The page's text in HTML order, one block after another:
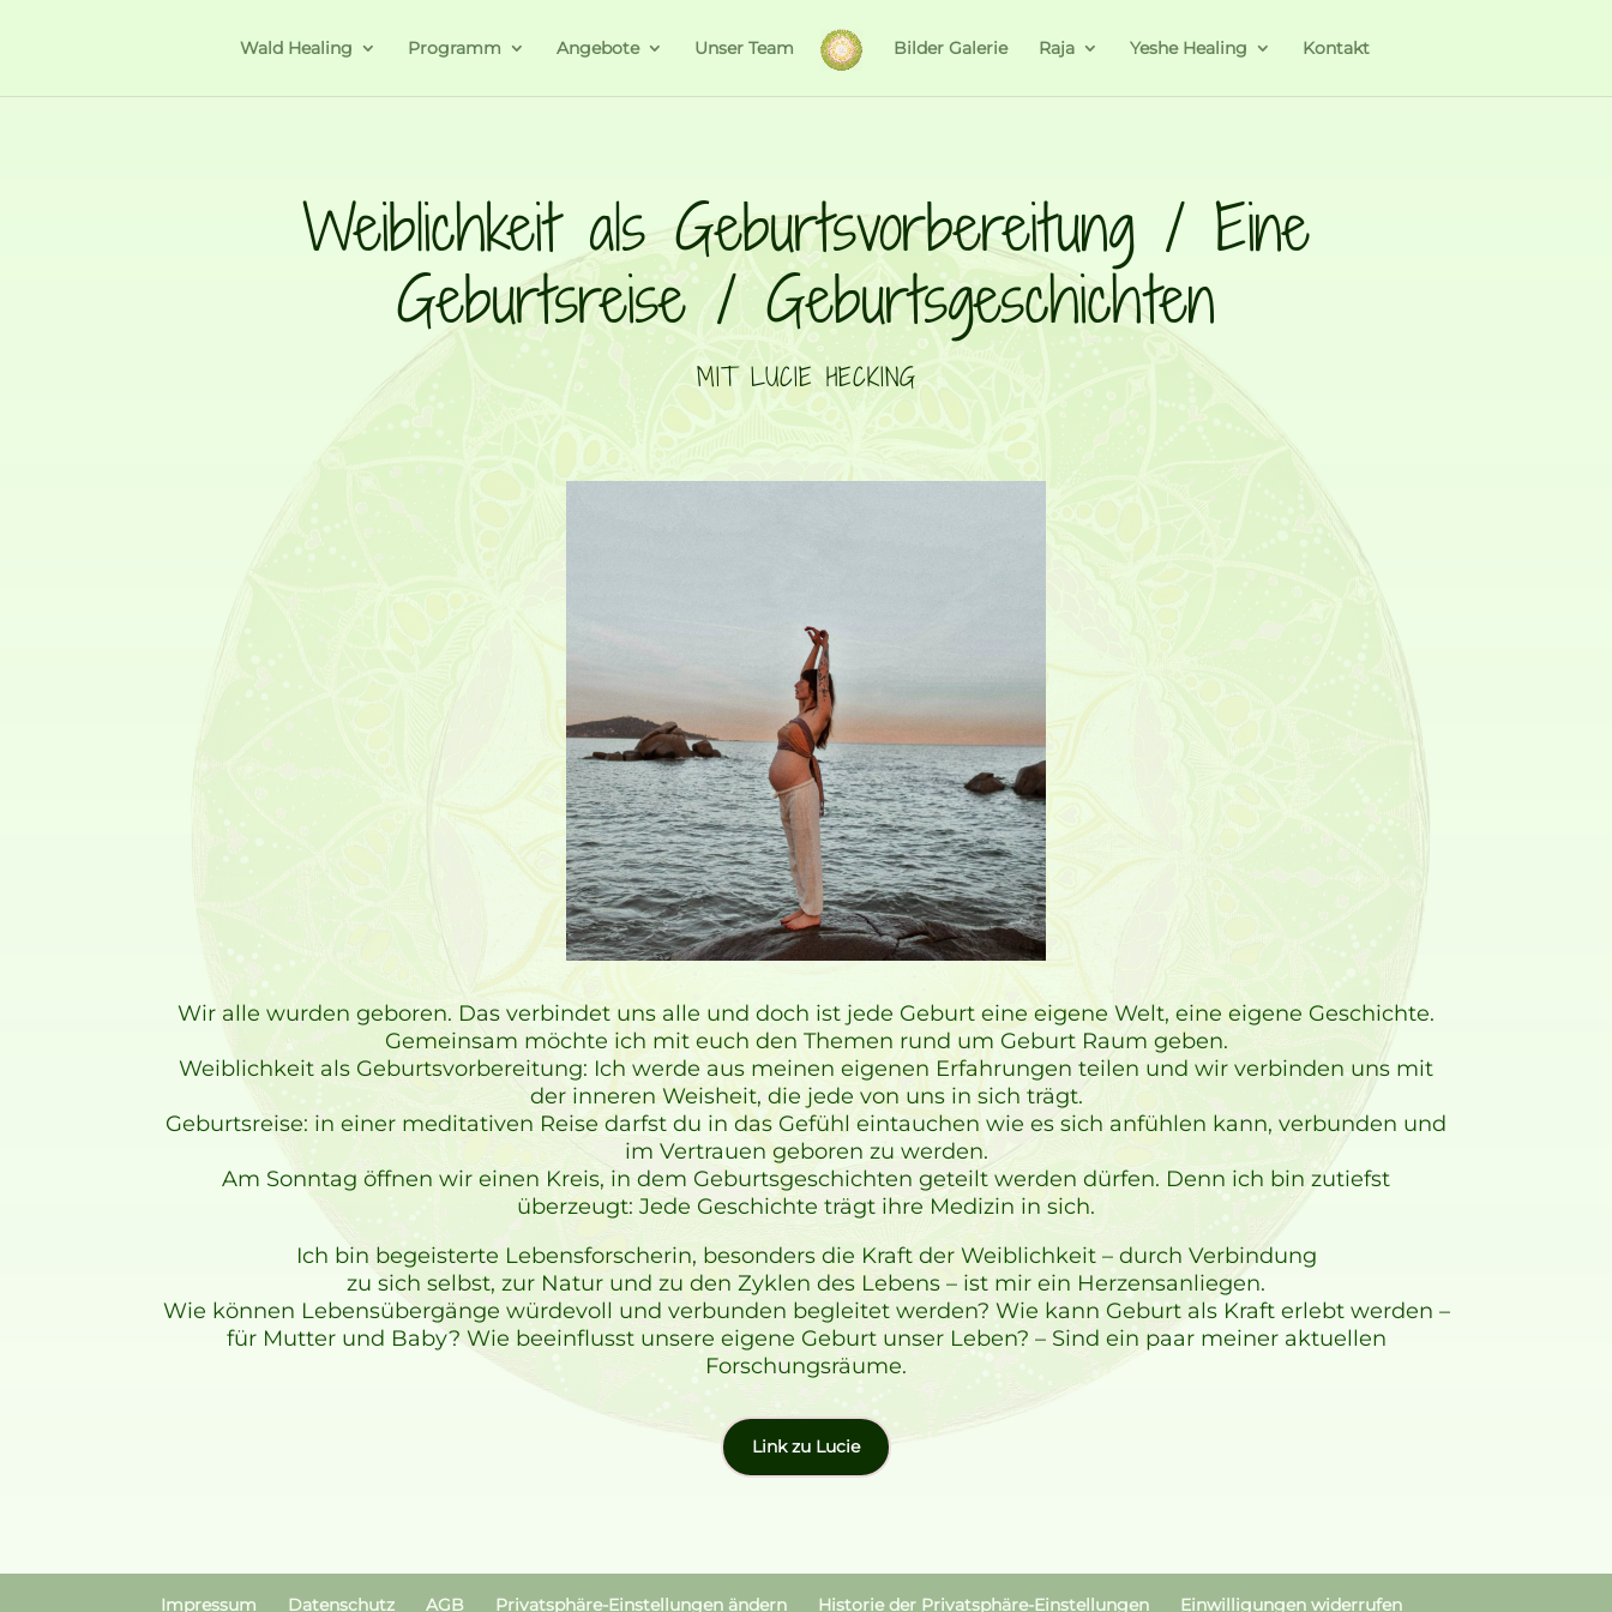
Wald Healing Programm Angebote Unser Team Bilder Galerie Raja Yeshe Healing Kontakt
Weiblichkeit als Geburtsvorbereitung / Eine
Geburtsreise / Geburtsgeschichten
MIT LUCIE HECKING
Wir alle wurden geboren. Das verbindet uns alle und doch ist jede Geburt eine eigene Welt, eine eigene Geschichte.
Gemeinsam möchte ich mit euch den Themen rund um Geburt Raum geben.
Weiblichkeit als Geburtsvorbereitung: Ich werde aus meinen eigenen Erfahrungen teilen und wir verbinden uns mit
der inneren Weisheit, die jede von uns in sich trägt.
Geburtsreise: in einer meditativen Reise darfst du in das Gefühl eintauchen wie es sich anfühlen kann, verbunden und
im Vertrauen geboren zu werden.
Am Sonntag öffnen wir einen Kreis, in dem Geburtsgeschichten geteilt werden dürfen. Denn ich bin zutiefst
überzeugt: Jede Geschichte trägt ihre Medizin in sich.
Ich bin begeisterte Lebensforscherin, besonders die Kraft der Weiblichkeit – durch Verbindung
zu sich selbst, zur Natur und zu den Zyklen des Lebens – ist mir ein Herzensanliegen.
Wie können Lebensübergänge würdevoll und verbunden begleitet werden? Wie kann Geburt als Kraft erlebt werden –
für Mutter und Baby? Wie beeinflusst unsere eigene Geburt unser Leben? – Sind ein paar meiner aktuellen
Forschungsräume.
Link zu Lucie
Impressum Datenschutz AGB Privatsphäre-Einstellungen ändern Historie der Privatsphäre-Einstellungen Einwilligungen widerrufen